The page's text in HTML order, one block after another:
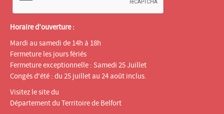
Horaire d’ouverture :
Mardi au samedi de 14h à 18h
Fermeture les jours fériés
Fermeture exceptionnelle : Samedi 25 Juillet
Congés d'été : du 25 juillet au 24 août inclus.
Visitez le site du
Département du Territoire de Belfort